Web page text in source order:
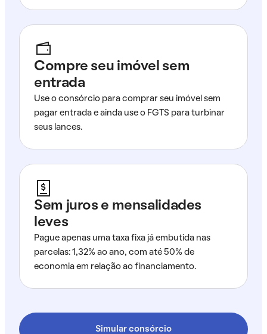
Compre seu imóvel sem
entrada
Use o consórcio para comprar seu imóvel sem
pagar entrada e ainda use o FGTS para turbinar
seus lances.
Sem juros e mensalidades
leves
Pague apenas uma taxa fixa já embutida nas
parcelas: 1,32% ao ano, com até 50% de
economia em relação ao financiamento.
Simular consórcio